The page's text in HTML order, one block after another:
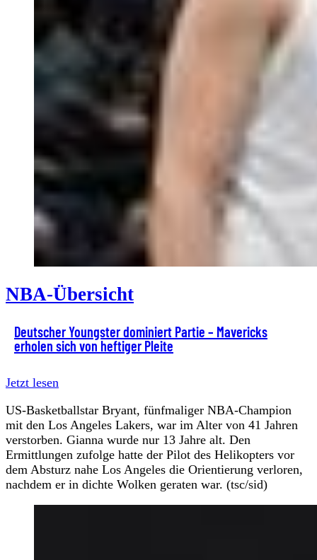
NBA-Übersicht
Deutscher Youngster dominiert Partie – Mavericks
erholen sich von heftiger Pleite
Jetzt lesen
US-Basketballstar Bryant, fünfmaliger NBA-Champion
mit den Los Angeles Lakers, war im Alter von 41 Jahren
verstorben. Gianna wurde nur 13 Jahre alt. Den
Ermittlungen zufolge hatte der Pilot des Helikopters vor
dem Absturz nahe Los Angeles die Orientierung verloren,
nachdem er in dichte Wolken geraten war. (tsc/sid)